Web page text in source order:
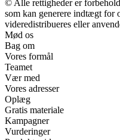
© Alle rettigheder er
som kan generere indtægt for
videredistribueres eller
Mød os
Bag om
Vores formål
Teamet
Vær med
Vores adresser
Oplæg
Gratis materiale
Kampagner
Vurderinger